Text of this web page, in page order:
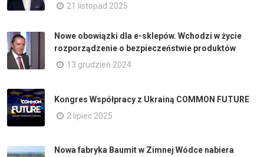
21 listopad 2025
Nowe obowiązki dla e-sklepów. Wchodzi w życie
rozporządzenie o bezpieczeństwie produktów
13 grudzień 2024
Kongres Współpracy z Ukrainą COMMON FUTURE
2 lipiec 2025
Nowa fabryka Baumit w Zimnej Wódce nabiera